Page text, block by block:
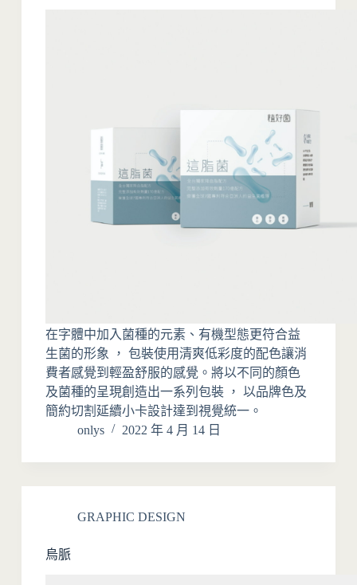
在字體中加入菌種的元素、有機型態更符合益
生菌的形象 ， 包裝使用清爽低彩度的配色讓消
費者感覺到輕盈舒服的感覺。將以不同的顏色
及菌種的呈現創造出一系列包裝 ， 以品牌色及
簡約切割延續小卡設計達到視覺統一。
onlys
2022 年 4 月 14 日
GRAPHIC DESIGN
烏脈